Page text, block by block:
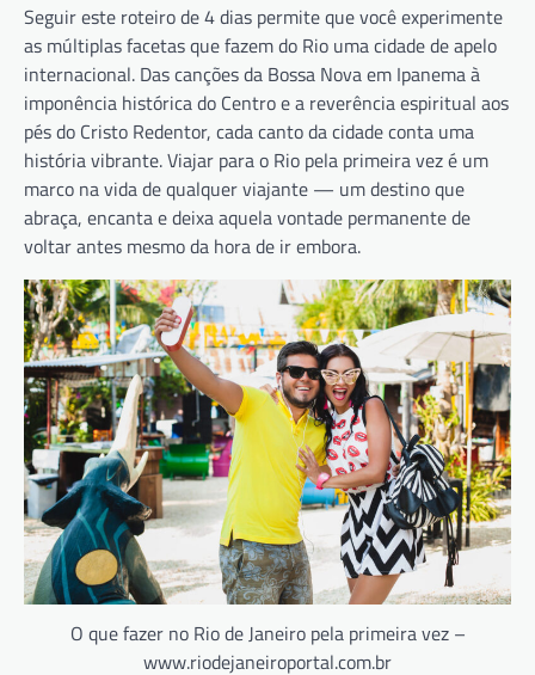
Seguir este roteiro de 4 dias permite que você experimente
as múltiplas facetas que fazem do Rio uma cidade de apelo
internacional. Das canções da Bossa Nova em Ipanema à
imponência histórica do Centro e a reverência espiritual aos
pés do Cristo Redentor, cada canto da cidade conta uma
história vibrante. Viajar para o Rio pela primeira vez é um
marco na vida de qualquer viajante — um destino que
abraça, encanta e deixa aquela vontade permanente de
voltar antes mesmo da hora de ir embora.
O que fazer no Rio de Janeiro pela primeira vez –
www.riodejaneiroportal.com.br